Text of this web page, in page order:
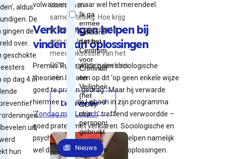
aldus
De
gingen de
over.
geschokte
op dag 4 in
uit,
hun
volwassenen, maar wel het merendeel.
Verklaringen helpen bij
vinden van oplossingen
Premier Rutte wilde geen sociologische
theorieën loslaten op dit ‘op geen enkele wijze
goed te praten gedrag’. Maar hij verwarde
hiermee – zoals Lubach in zijn programma
‘Zondag met Lubach’ treffend verwoordde –
goed praten met verklaren. Sociologische en
psychologische verklaringen helpen namelijk
wel degelijk bij het vinden van oplossingen.
steeds van
samenstelling. Hoe krijg
je daar als gemeente
grip op? In een
meedenksessie van het
CCV-jeugdteam deelden
vier…
Lees verder
Nieuws